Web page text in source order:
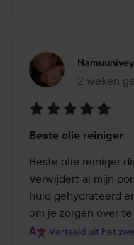
Namuunivey
2 weken
Het
5
van
de
5
Beste olie reiniger
Beste olie reiniger
Verwijdert al mijn
huid gehydrateerd
om je zorgen over
Vertaald uit het